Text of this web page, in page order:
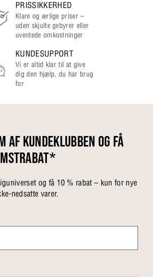
PRISSIKKERHED
Klare og ærlige priser –
uden skjulte gebyrer eller
uventede omkostninger
KUNDESUPPORT
Vi er altid klar til at give
dig den hjælp, du har brug
for
AF KUNDEKLUBBEN OG FÅ
og få 10 % rabat – kun for nye
nedsatte varer.